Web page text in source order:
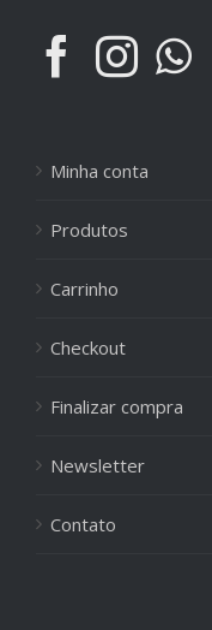
Minha conta
Produtos
Carrinho
Checkout
Finalizar compra
Newsletter
Contato